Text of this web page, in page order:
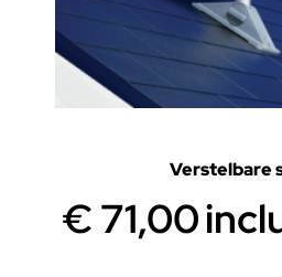
Verstelbare
€71,00